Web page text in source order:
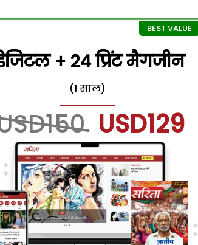
+ 24 प्रिंट मैगजीन
(1 साल)
USD129